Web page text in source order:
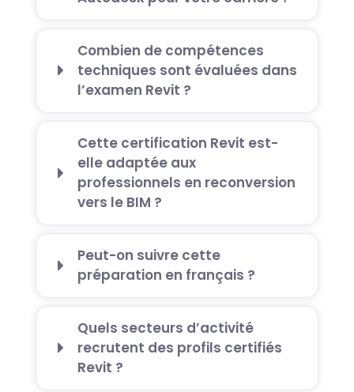
Combien de compétences
techniques sont évaluées dans
l’examen Revit ?
Cette certification Revit est-
elle adaptée aux
professionnels en reconversion
vers le BIM ?
Peut-on suivre cette
préparation en français ?
Quels secteurs d’activité
recrutent des profils certifiés
Revit ?